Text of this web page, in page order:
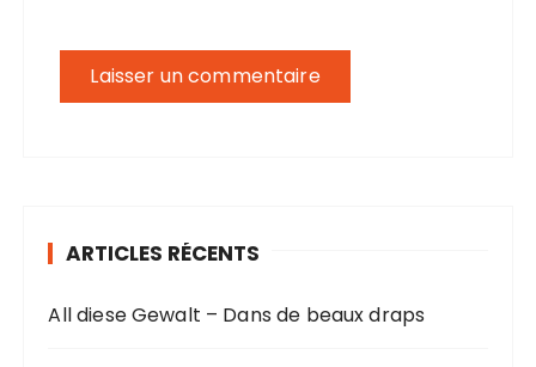
ARTICLES RÉCENTS
All diese Gewalt – Dans de beaux draps